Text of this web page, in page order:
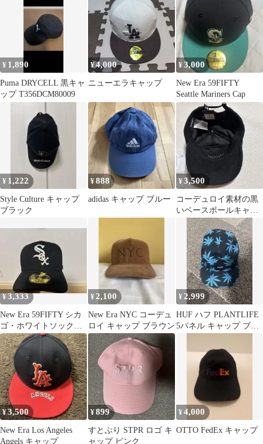
¥ 1,890
Puma DRYCELL 黒キャ
ップ T356DCM80009
¥4,000
ニューエラキャップ
¥3,000
New Era 59FIFTY
Seattle Mariners Cap
¥ 1,222
Style Culture キャップ
ブラック
¥888
adidas キャップ ブルー
¥3,500
コーデュロイ素材の黒
いベースボールキャッ
プ フランス、パリ発の
ストリートブランド
¥3,333
New Era 59FIFTY シカ
ゴ・ホワイトソックス
キャップ
¥ 2,100
New Era NYC コーデュ
ロイ キャップ ブラウン
¥ 2,999
HUF ハフ PLANTLIFE
5パネル キャップ ブル
¥3,500
New Era Los Angeles
Angels キャップ
¥899
すとぷり STPR ロゴ キ
ャップ ピンク
¥4,000
OTTO FedEx キャップ